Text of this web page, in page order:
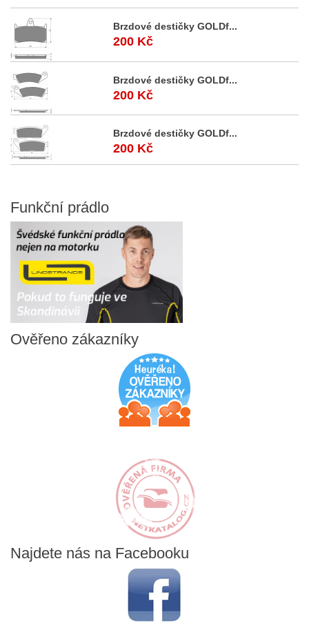
Brzdové destičky GOLDf...
200 Kč
Brzdové destičky GOLDf...
200 Kč
Brzdové destičky GOLDf...
200 Kč
Funkční prádlo
Ověřeno zákazníky
Najdete nás na Facebooku